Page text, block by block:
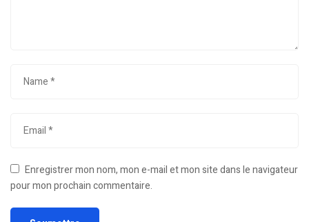
Enregistrer mon nom, mon e-mail et mon site dans le navigateur
pour mon prochain commentaire.